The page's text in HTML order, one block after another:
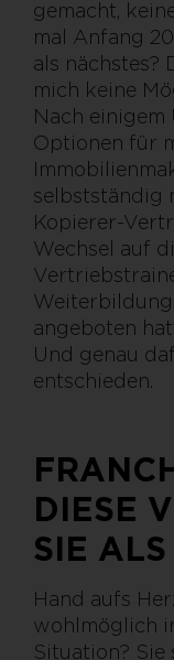
gemacht,
mal Anfang
als nächstes?
mich keine
Nach einigem
Optionen für
selbstständig
Kopierer-
Wechsel auf
angeboten
Und genau
entschieden.
DIESE
SIE
Hand aufs
wohlmöglich
Situation? Sie